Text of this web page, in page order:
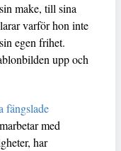
make, till sina
varför hon inte
egen frihet.
upp och
fängslade
med
har